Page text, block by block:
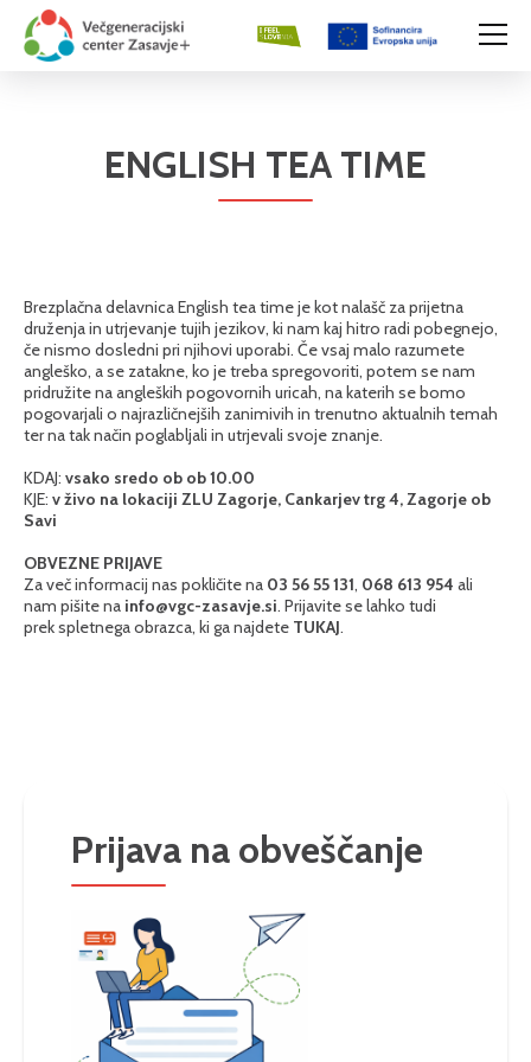
ENGLISH TEA TIME
Brezplačna delavnica English tea time je kot nalašč za prijetna
druženja in utrjevanje tujih jezikov, ki nam kaj hitro radi pobegnejo,
če nismo dosledni pri njihovi uporabi. Če vsaj malo razumete
angleško, a se zatakne, ko je treba spregovoriti, potem se nam
pridružite na angleških pogovornih uricah, na katerih se bomo
pogovarjali o najrazličnejših zanimivih in trenutno aktualnih temah
ter na tak način poglabljali in utrjevali svoje znanje.
KDAJ: vsako sredo ob ob 10.00
KJE: v živo na lokaciji ZLU Zagorje, Cankarjev trg 4, Zagorje ob
Savi
OBVEZNE PRIJAVE
Za več informacij nas pokličite na 03 56 55 131, 068 613 954 ali
nam pišite na info@vgc-zasavje.si. Prijavite se lahko tudi
prek spletnega obrazca, ki ga najdete TUKAJ.
Prijava na obveščanje